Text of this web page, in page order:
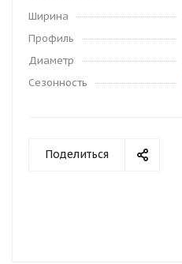
Ширина
Профиль
Диаметр
Сезонность
Поделиться